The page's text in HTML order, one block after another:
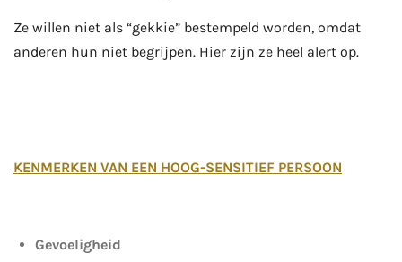
Ze willen niet als “gekkie” bestempeld worden, omdat
anderen hun niet begrijpen. Hier zijn ze heel alert op.
KENMERKEN VAN EEN HOOG-SENSITIEF PERSOON
Gevoeligheid